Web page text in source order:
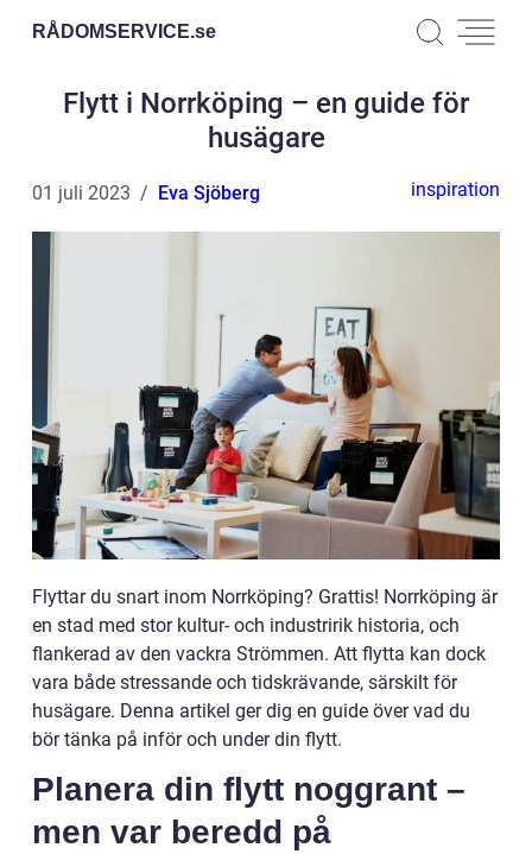
RÅDOMSERVICE.se
Flytt i Norrköping – en guide för
husägare
01 juli 2023 Eva Sjöberg inspiration
Flyttar du snart inom Norrköping? Grattis! Norrköping är
en stad med stor kultur- och industririk historia, och
flankerad av den vackra Strömmen. Att flytta kan dock
vara både stressande och tidskrävande, särskilt för
husägare. Denna artikel ger dig en guide över vad du
bör tänka på inför och under din flytt.
Planera din flytt noggrant –
men var beredd på